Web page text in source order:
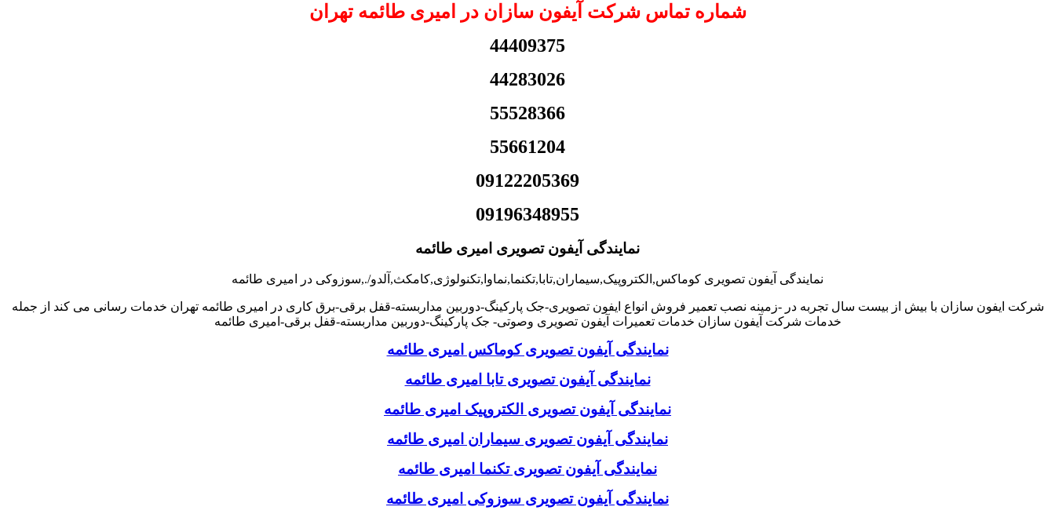
شماره تماس شرکت آیفون سازان در امیری طائمه تهران
44409375
44283026
55528366
55661204
09122205369
09196348955
نمایندگی آیفون تصویری امیری طائمه
نمایندگی آیفون تصویری کوماکس,الکتروپیک,سیماران,تابا,تکنما,نماوا,تکنولوژی,کامکث,آلدو/.,سوزوکی در امیری طائمه
شرکت ایفون سازان با بیش از بیست سال تجربه در -زمینه نصب تعمیر فروش انواع ایفون تصویری-جک پارکینگ-دوربین مداربسته-قفل برقی-برق کاری در امیری طائمه تهران خدمات رسانی می کند از جمله
خدمات شرکت آیفون سازان خدمات تعمیرات آیفون تصویری وصوتی- جک پارکینگ-دوربین مداربسته-قفل برقی-امیری طائمه
نمایندگی آیفون تصویری کوماکس امیری طائمه
نمایندگی آیفون تصویری تابا امیری طائمه
نمایندگی آیفون تصویری الکتروپیک امیری طائمه
نمایندگی آیفون تصویری سیماران امیری طائمه
نمایندگی آیفون تصویری تکنما امیری طائمه
نمایندگی آیفون تصویری سوزوکی امیری طائمه